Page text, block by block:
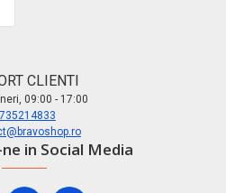
CLIENTI
09:00 - 17:00
in Social Media